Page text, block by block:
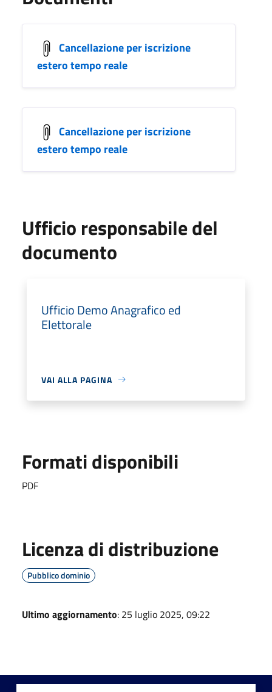
Cancellazione per iscrizione
estero tempo reale
Cancellazione per iscrizione
estero tempo reale
Ufficio responsabile del
documento
Ufficio Demo Anagrafico ed
Elettorale
VAI ALLA PAGINA
Formati disponibili
PDF
Licenza di distribuzione
Pubblico dominio
Ultimo aggiornamento: 25 luglio 2025, 09:22